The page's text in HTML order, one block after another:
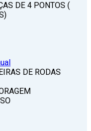
DE 4 PONTOS (
DE RODAS